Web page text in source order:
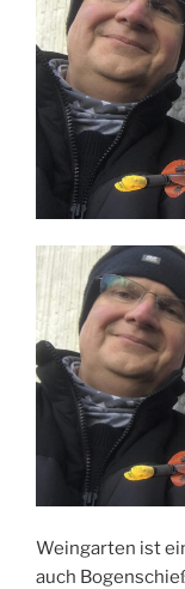
Weingarten ist
auch